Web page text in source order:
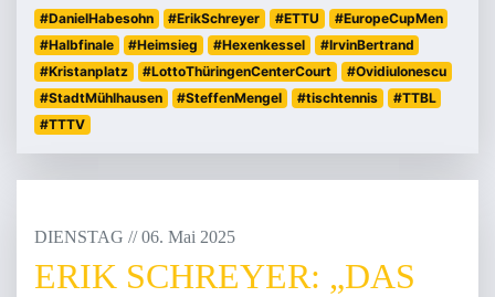
#DanielHabesohn #ErikSchreyer #ETTU
#EuropeCupMen
#Halbfinale
#Heimsieg #Hexenkessel
#IrvinBertrand
#Kristanplatz
#LottoThüringenCenterCourt
#OvidiuIonescu
#StadtMühlhausen
#SteffenMengel #tischtennis
#TTBL
#TTTV
DIENSTAG // 06. Mai 2025
ERIK SCHREYER: „DAS